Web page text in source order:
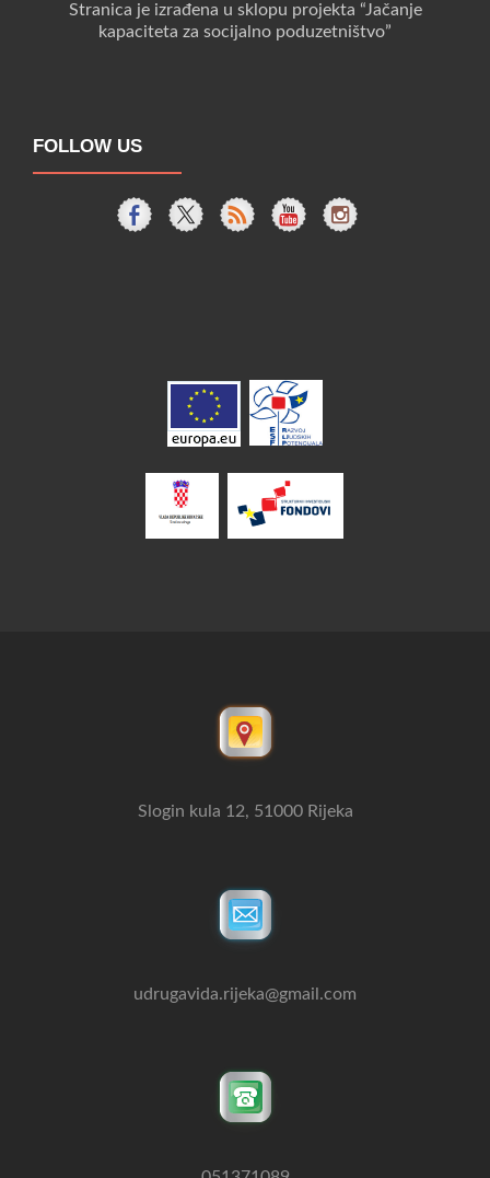
Stranica je izrađena u sklopu projekta “Jačanje
kapaciteta za socijalno poduzetništvo”
FOLLOW US
Slogin kula 12, 51000 Rijeka
udrugavida.rijeka@gmail.com